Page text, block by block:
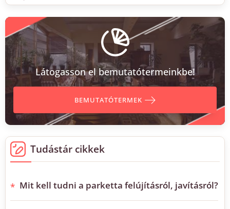
Látogasson el bemutatótermeinkbe!
BEMUTATÓTERMEK
Tudástár cikkek
Mit kell tudni a parketta felújításról, javításról?